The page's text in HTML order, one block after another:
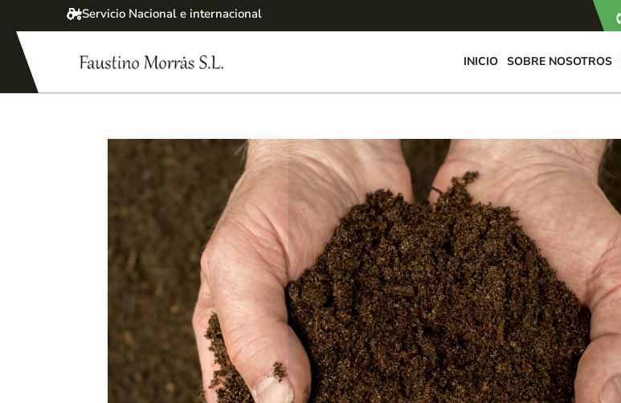
Servicio Nacional e internacional
INICIO SOBRE NOSOTROS